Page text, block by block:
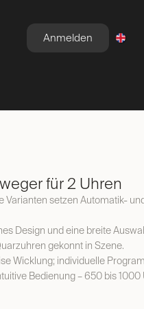
Anmelden
für 2 Uhren
Varianten setzen Automatik-
Design und eine breite
gekonnt in Szene.
Wicklung; individuelle
Bedienung – 650 bis